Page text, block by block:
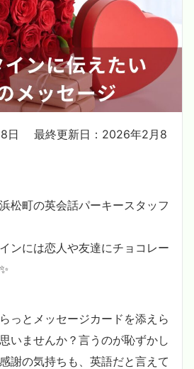
日
最終更新日：2026年2月8
松町の英会話パーキースタッフ
ンには恋人や友達にチョコレー
っとメッセージカードを添えら
いませんか？言うのが恥ずかし
謝の気持ちも、英語だと言えて